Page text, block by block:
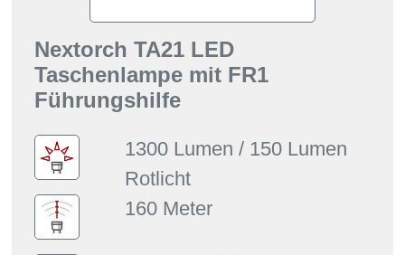
Nextorch TA21 LED
Taschenlampe mit FR1
Führungshilfe
1300 Lumen / 150 Lumen
Rotlicht
160 Meter